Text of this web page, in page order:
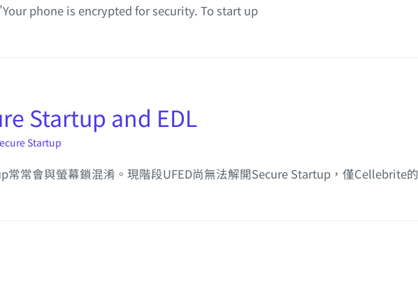
phone is encrypted for security. To start up
Startup and EDL
Startup
常常會與螢幕鎖混淆。現階段UFED尚無法解開Secure Startup，僅Cellebrite